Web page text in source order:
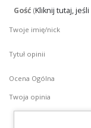
Gość (Kliknij tutaj,
Twoje imię/nick
Tytuł opinii
Ocena Ogólna
Twoja opinia